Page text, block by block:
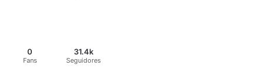
0
Fans
31.4k
Seguidores